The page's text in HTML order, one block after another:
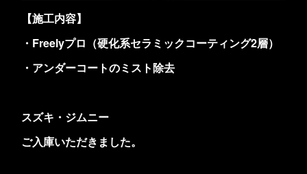
【施工内容】
・Freelyプロ（硬化系セラミックコーティング2層）
・アンダーコートのミスト除去
スズキ・ジムニー
ご入庫いただきました。